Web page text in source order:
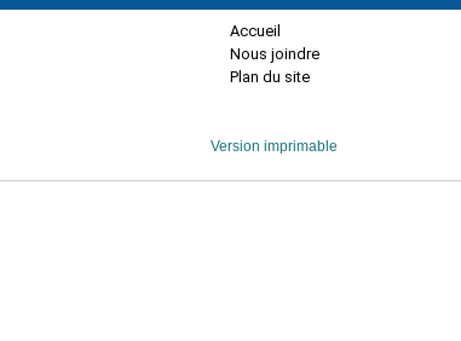
Accueil
Nous joindre
Plan du site
Version imprimable